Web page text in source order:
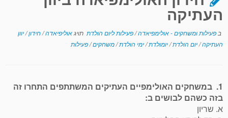
העתיקה
ב פעילות ומשחקים - אולימפיאדה/פעילות ליום הולדת תויגאוליפיאדה/חידון/יוון
העתיקה/יום הולדת/יומולדת/ימי הולדת/משחקים/פעילות
1. במשחקים האולימפיים העתיקים המשתתפים התחרו זה
בזה כשהם לבושים ב:
א. שריון